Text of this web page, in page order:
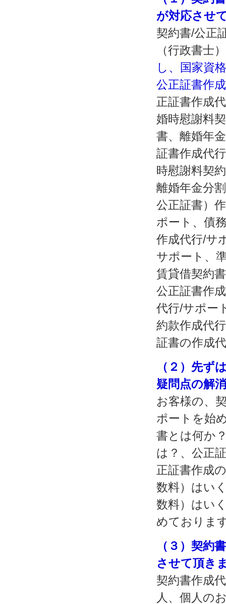
が対応させ
契約書/公正
（行政書士
し、国家資
公正証書作
正証書作成
婚時慰謝料
書、離婚年
証書作成代
時慰謝料契
離婚年金分
公正証書）
ポート、債
作成代行/サ
サポート、
賃貸借契約
公正証書作
代行/サポー
約款作成代
証書の作成
（２）先ず
疑問点の解
お客様の、
ポートを始
書とは何か
は？、公正
正証書作成
数料）はい
数料）はい
めておりま
（３）契約
させて頂き
契約書作成
人、個人の